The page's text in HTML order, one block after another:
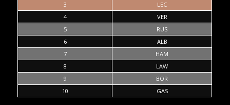
3
LEC
4
VER
5
RUS
6
ALB
7
HAM
8
LAW
9
BOR
10
GAS